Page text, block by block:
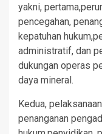
yakni,
pencegahan,
kepatuhan
administratif, dan
dukungan operas
daya mineral.
Kedua,
penanganan